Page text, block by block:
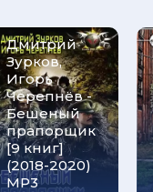
Дмитрий
Зурков,
Игорь
Черепнёв -
Бешеный
прапорщик
[9 книг]
(2018-2020)
МР3